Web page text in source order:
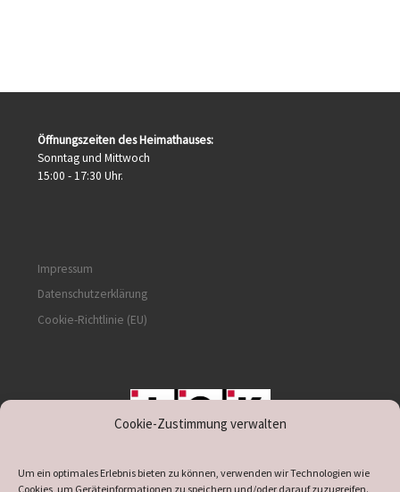
Cookie-Zustimmung verwalten
Um ein optimales Erlebnis bieten zu können, verwenden wir Technologien wie
Cookies, um Geräteinformationen zu speichern und/oder darauf zuzugreifen.
Öffnungszeiten des Heimathauses:
Sonntag und Mittwoch
15:00 - 17:30 Uhr.
Impressum
Datenschutzerklärung
Cookie-Richtlinie (EU)